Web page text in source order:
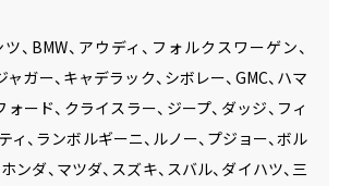
、BMW、アウディ、フォルクスワーゲン、
ャガー、キャデラック、シボレー、GMC、ハマ
ォード、クライスラー、ジープ、ダッジ、フィ
ィ、ランボルギーニ、ルノー、プジョー、ボル
ンダ、マツダ、スズキ、スバル、ダイハツ、三